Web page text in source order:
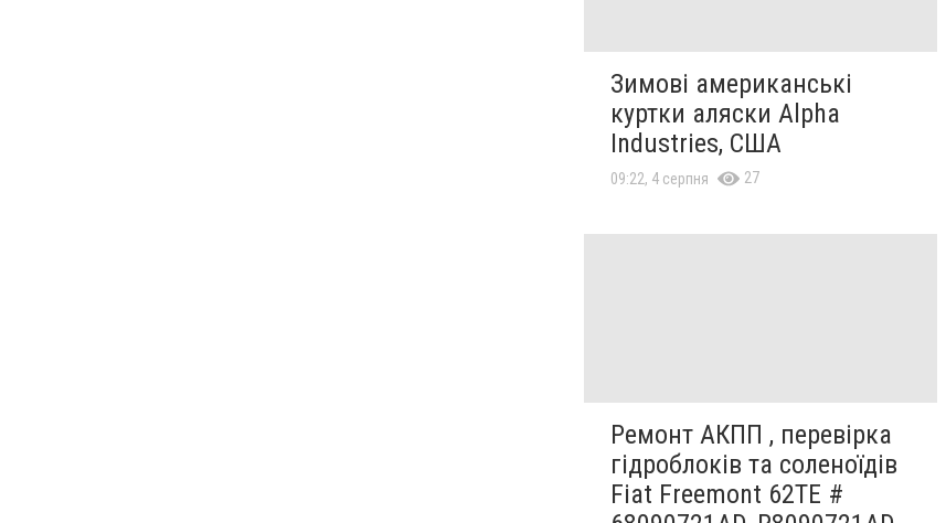
Зимові американські
куртки аляски Alpha
Industries, США
09:22, 4 серпня 27
Ремонт АКПП , перевірка
гідроблоків та соленоїдів
Fiat Freemont 62TE #